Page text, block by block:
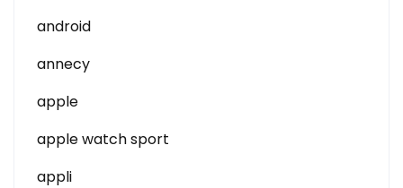
android
annecy
apple
apple watch sport
appli